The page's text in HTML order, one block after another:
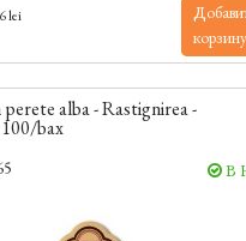
lei
корзину
alba - Rastignirea -
bax
В